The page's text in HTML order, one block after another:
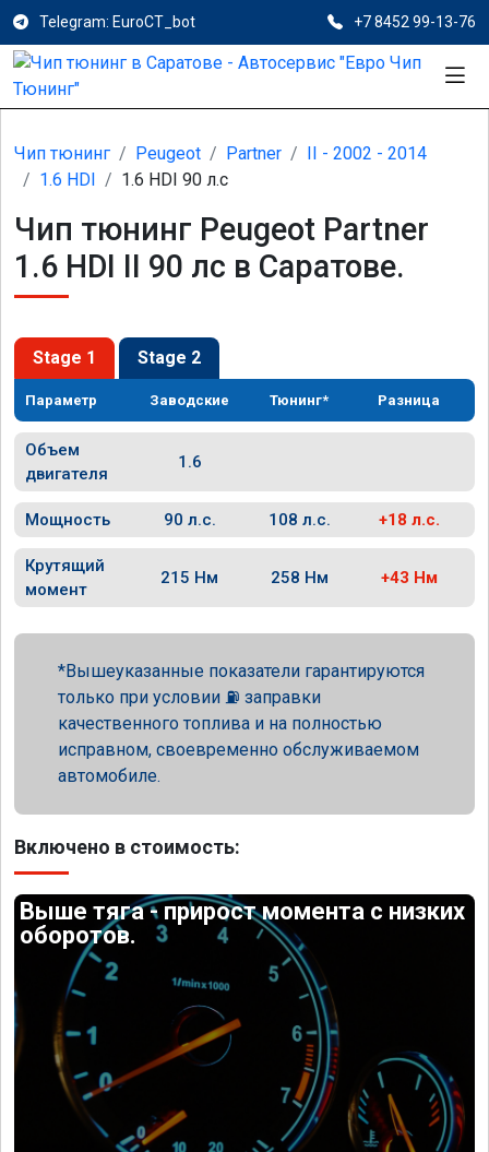
Telegram: EuroCT_bot +7 8452 99-13-76
Чип тюнинг Peugeot Partner
II - 2002 - 2014
1.6 HDI
1.6 HDI 90 л.с
Чип тюнинг Peugeot Partner
1.6 HDI II 90 лс в Саратове.
Stage 1 Stage 2
Параметр Заводские Тюнинг* Разница
Объем
двигателя
1.6
Мощность 90 л.с. 108 л.с. +18 л.с.
Крутящий
момент
215 Нм 258 Нм +43 Нм
Вышеуказанные показатели гарантируются
только при условии ⛽ заправки
качественного топлива и на полностью
исправном, своевременно обслуживаемом
автомобиле.
Включено в стоимость:
Выше тяга - прирост момента с низких
оборотов.